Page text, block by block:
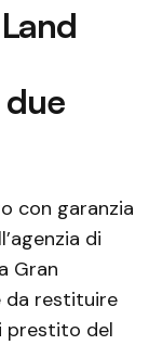
con garanzia
di
Gran
da restituire
prestito del